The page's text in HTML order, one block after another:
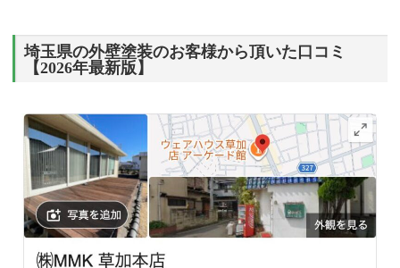
埼玉県の外壁塗装のお客様から頂いた口コミ
【2026年最新版】